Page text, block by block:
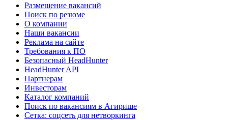
Размещение вакансий
Поиск по резюме
О компании
Наши вакансии
Реклама на сайте
Требования к ПО
Безопасный HeadHunter
HeadHunter API
Партнерам
Инвесторам
Каталог компаний
Поиск по вакансиям в Агирише
Сетка: соцсеть для нетворкинга